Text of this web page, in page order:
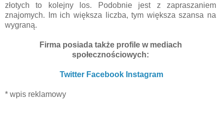
złotych to kolejny los. Podobnie jest z zapraszaniem
znajomych. Im ich większa liczba, tym większa szansa na
wygraną.
Firma posiada także profile w mediach
społecznościowych:
Twitter Facebook Instagram
* wpis reklamowy